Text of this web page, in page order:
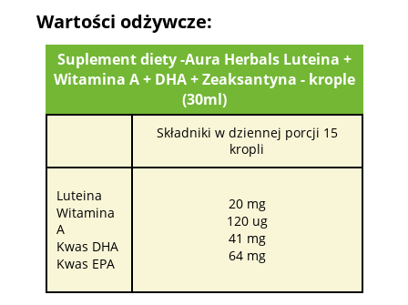
Wartości odżywcze:
Suplement diety -Aura Herbals Luteina +
Witamina A + DHA + Zeaksantyna - krople
(30ml)
Składniki w dziennej porcji 15
kropli
Luteina
Witamina
A
Kwas DHA
Kwas EPA
20 mg
120 ug
41 mg
64 mg